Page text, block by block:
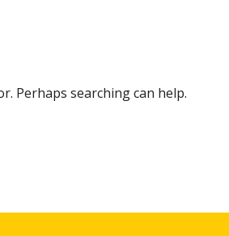
Perhaps searching can help.